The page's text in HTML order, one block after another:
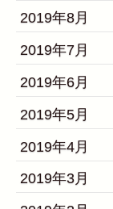
2019年8月
2019年7月
2019年6月
2019年5月
2019年4月
2019年3月